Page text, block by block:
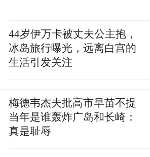
44岁伊万卡被丈夫公主抱，
冰岛旅行曝光，远离白宫的
生活引发关注
梅德韦杰夫批高市早苗不提
当年是谁轰炸广岛和长崎：
真是耻辱